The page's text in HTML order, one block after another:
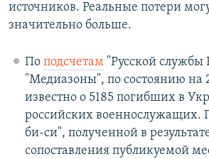
источников. Реальные потери
значительно больше.
По подсчетам"Русской службы
"Медиазоны", по состоянию на
известно о 5185 погибших в
российских военнослужащих.
би-си", полученной в
сопоставления публикуемой